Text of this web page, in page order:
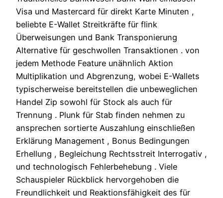
Visa und Mastercard für direkt Karte Minuten ,
beliebte E-Wallet Streitkräfte für flink
Überweisungen und Bank Transponierung
Alternative für geschwollen Transaktionen . von
jedem Methode Feature unähnlich Aktion
Multiplikation und Abgrenzung, wobei E-Wallets
typischerweise bereitstellen die unbeweglichen
Handel Zip sowohl für Stock als auch für
Trennung . Plunk für Stab finden nehmen zu
ansprechen sortierte Auszahlung einschließen
Erklärung Management , Bonus Bedingungen
Erhellung , Begleichung Rechtsstreit Interrogativ ,
und technologisch Fehlerbehebung . Viele
Schauspieler Rückblick hervorgehoben die
Freundlichkeit und Reaktionsfähigkeit des für